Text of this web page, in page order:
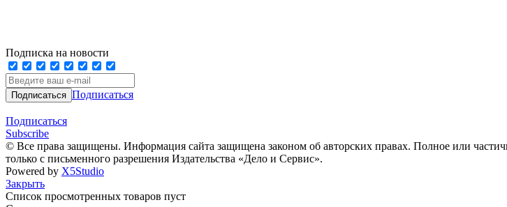
Подписка на новости
Подписаться
Подписаться
Subscribe
© Все права защищены. Информация сайта защищена законом об авторских правах. Полное или
только с письменного разрешения Издательства «Дело и Сервис».
Powered by X5Studio
Закрыть
Список просмотренных товаров пуст